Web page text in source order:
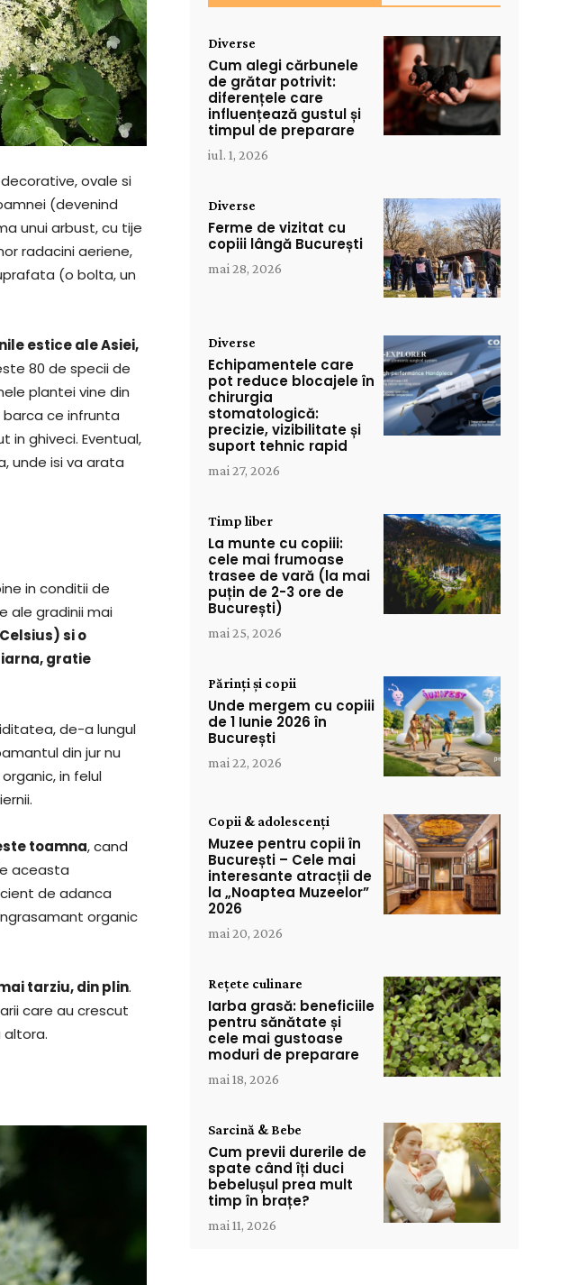
ovale si
(devenind
unui arbust, cu tije
radacini aeriene,
(o bolta, un
estice ale Asiei,
80 de specii de
plantei vine din
barca ce infrunta
in ghiveci. Eventual,
unde isi va arata
in conditii de
ale gradinii mai
si o
gratie
de-a lungul
din jur nu
in felul
toamna, cand
aceasta
de adanca
organic
tarziu, din plin.
care au crescut
altora.
Diverse
Cum alegi cărbunele
de grătar potrivit:
diferențele care
influențează gustul și
timpul de preparare
iul. 1, 2026
Diverse
Ferme de vizitat cu
copiii lângă București
mai 28, 2026
Diverse
Echipamentele care
pot reduce blocajele în
chirurgia
stomatologică:
precizie, vizibilitate și
suport tehnic rapid
mai 27, 2026
Timp liber
La munte cu copiii:
cele mai frumoase
trasee de vară (la mai
puțin de 2-3 ore de
București)
mai 25, 2026
Părinți și copii
Unde mergem cu copiii
de 1 Iunie 2026 în
București
mai 22, 2026
Copii & adolescenți
Muzee pentru copii în
București – Cele mai
interesante atracții de
la „Noaptea Muzeelor”
2026
mai 20, 2026
Rețete culinare
Iarba grasă: beneficiile
pentru sănătate și
cele mai gustoase
moduri de preparare
mai 18, 2026
Sarcină & Bebe
Cum previi durerile de
spate când îți duci
bebelușul prea mult
timp în brațe?
mai 11, 2026